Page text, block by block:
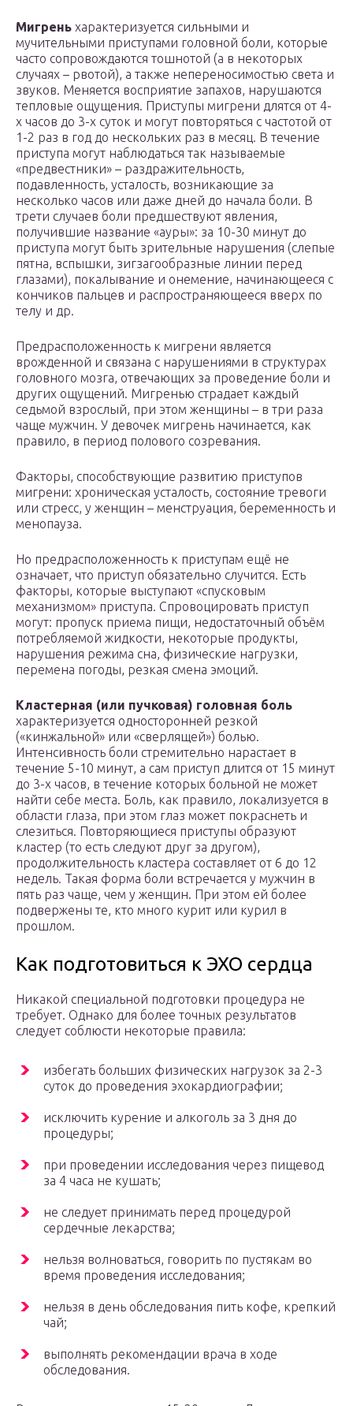
Мигрень характеризуется сильными и
мучительными приступами головной боли, которые
часто сопровождаются тошнотой (а в некоторых
случаях – рвотой), а также непереносимостью света и
звуков. Меняется восприятие запахов, нарушаются
тепловые ощущения. Приступы мигрени длятся от 4-
х часов до 3-х суток и могут повторяться с частотой от
1-2 раз в год до нескольких раз в месяц. В течение
приступа могут наблюдаться так называемые
«предвестники» – раздражительность,
подавленность, усталость, возникающие за
несколько часов или даже дней до начала боли. В
трети случаев боли предшествуют явления,
получившие название «ауры»: за 10-30 минут до
приступа могут быть зрительные нарушения (слепые
пятна, вспышки, зигзагообразные линии перед
глазами), покалывание и онемение, начинающееся с
кончиков пальцев и распространяющееся вверх по
телу и др.
Предрасположенность к мигрени является
врожденной и связана с нарушениями в структурах
головного мозга, отвечающих за проведение боли и
других ощущений. Мигренью страдает каждый
седьмой взрослый, при этом женщины – в три раза
чаще мужчин. У девочек мигрень начинается, как
правило, в период полового созревания.
Факторы, способствующие развитию приступов
мигрени: хроническая усталость, состояние тревоги
или стресс, у женщин – менструация, беременность и
менопауза.
Но предрасположенность к приступам ещё не
означает, что приступ обязательно случится. Есть
факторы, которые выступают «спусковым
механизмом» приступа. Спровоцировать приступ
могут: пропуск приема пищи, недостаточный объём
потребляемой жидкости, некоторые продукты,
нарушения режима сна, физические нагрузки,
перемена погоды, резкая смена эмоций.
Кластерная (или пучковая) головная боль
характеризуется односторонней резкой
(«кинжальной» или «сверлящей») болью.
Интенсивность боли стремительно нарастает в
течение 5-10 минут, а сам приступ длится от 15 минут
до 3-х часов, в течение которых больной не может
найти себе места. Боль, как правило, локализуется в
области глаза, при этом глаз может покраснеть и
слезиться. Повторяющиеся приступы образуют
кластер (то есть следуют друг за другом),
продолжительность кластера составляет от 6 до 12
недель. Такая форма боли встречается у мужчин в
пять раз чаще, чем у женщин. При этом ей более
подвержены те, кто много курит или курил в
прошлом.
Как подготовиться к ЭХО сердца
Никакой специальной подготовки процедура не
требует. Однако для более точных результатов
следует соблюсти некоторые правила:
избегать больших физических нагрузок за 2-3
суток до проведения эхокардиографии;
исключить курение и алкоголь за 3 дня до
процедуры;
при проведении исследования через пищевод
за 4 часа не кушать;
не следует принимать перед процедурой
сердечные лекарства;
нельзя волноваться, говорить по пустякам во
время проведения исследования;
нельзя в день обследования пить кофе, крепкий
чай;
выполнять рекомендации врача в ходе
обследования.